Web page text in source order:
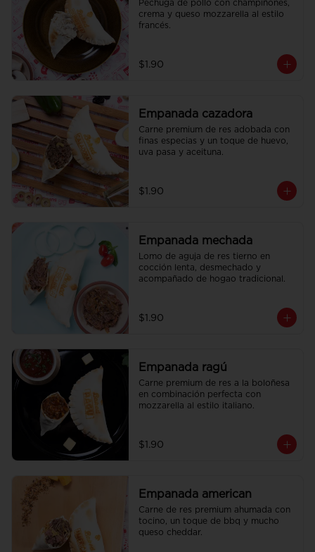
Pechuga de pollo con champiñones,
crema y queso mozzarella al estilo
francés.
$1.90
Empanada cazadora
Carne premium de res adobada con
finas especias y un toque de huevo,
uva pasa y aceituna.
$1.90
Empanada mechada
Lomo de aguja de res tierno en
cocción lenta, desmechado y
acompañado de hogao tradicional.
$1.90
Empanada ragú
Carne premium de res a la boloñesa
en combinación perfecta con
mozzarella al estilo italiano.
$1.90
Empanada american
Carne de res premium ahumada con
tocino, un toque de bbq y mucho
queso cheddar.